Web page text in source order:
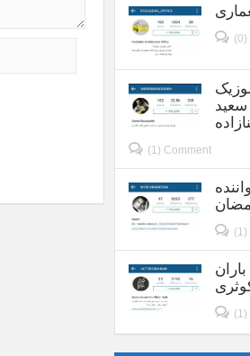
(0)
سعید
(1) Comment
(1)
(1)